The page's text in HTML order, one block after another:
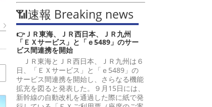
📶速報 Breaking news
👉ＪＲ東海、ＪＲ西日本、ＪＲ九州
「ＥＸサービス」と「ｅ5489」のサー
ビス間連携を開始
ＪＲ東海とＪＲ西日本、ＪＲ九州は６
日、「ＥＸサービス」と「ｅ5489」の
サービス間連携を開始し、さらなる機能
拡充を図ると発表した。９月15日には、
新幹線の自動改札を通過した際に紙で発